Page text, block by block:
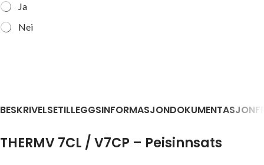
Ja
Nei
BESKRIVELSETILLEGGSINFORMASJONDOKUMENTASJON
THERMV 7CL / V7CP – Peisinnsats